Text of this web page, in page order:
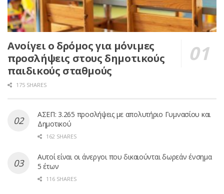
Ανοίγει ο δρόμος για μόνιμες
προσλήψεις στους δημοτικούς
παιδικούς σταθμούς
175 SHARES
ΑΣΕΠ: 3.265 προσλήψεις με απολυτήριο Γυμνασίου και
Δημοτικού
162 SHARES
Αυτοί είναι οι άνεργοι που δικαιούνται δωρεάν ένσημα
5 έτων
116 SHARES